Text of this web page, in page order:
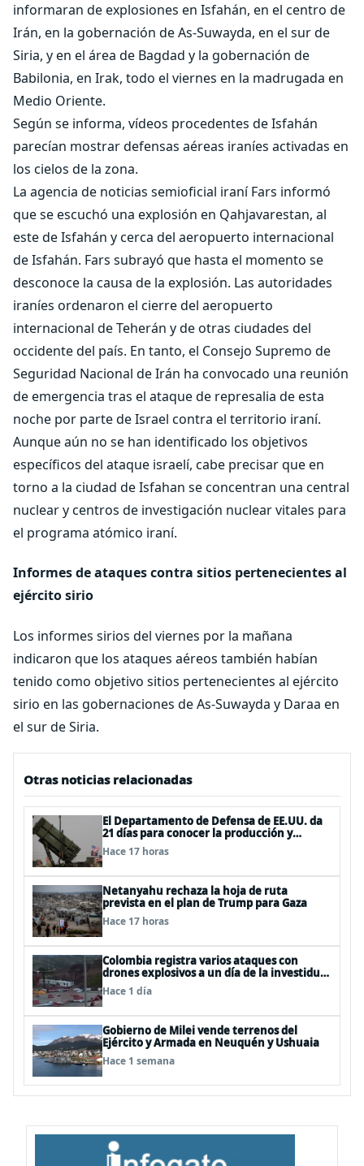
informaran de explosiones en Isfahán, en el centro de
Irán, en la gobernación de As-Suwayda, en el sur de
Siria, y en el área de Bagdad y la gobernación de
Babilonia, en Irak, todo el viernes en la madrugada en
Medio Oriente.
Según se informa, vídeos procedentes de Isfahán
parecían mostrar defensas aéreas iraníes activadas en
los cielos de la zona.
La agencia de noticias semioficial iraní Fars informó
que se escuchó una explosión en Qahjavarestan, al
este de Isfahán y cerca del aeropuerto internacional
de Isfahán. Fars subrayó que hasta el momento se
desconoce la causa de la explosión. Las autoridades
iraníes ordenaron el cierre del aeropuerto
internacional de Teherán y de otras ciudades del
occidente del país. En tanto, el Consejo Supremo de
Seguridad Nacional de Irán ha convocado una reunión
de emergencia tras el ataque de represalia de esta
noche por parte de Israel contra el territorio iraní.
Aunque aún no se han identificado los objetivos
específicos del ataque israelí, cabe precisar que en
torno a la ciudad de Isfahan se concentran una central
nuclear y centros de investigación nuclear vitales para
el programa atómico iraní.
Informes de ataques contra sitios pertenecientes al
ejército sirio
Los informes sirios del viernes por la mañana
indicaron que los ataques aéreos también habían
tenido como objetivo sitios pertenecientes al ejército
sirio en las gobernaciones de As-Suwayda y Daraa en
el sur de Siria.
Otras noticias relacionadas
El Departamento de Defensa de EE.UU. da
21 días para conocer la producción y
entrega de armamentos
Hace 17 horas
Netanyahu rechaza la hoja de ruta
prevista en el plan de Trump para Gaza
Hace 17 horas
Colombia registra varios ataques con
drones explosivos a un día de la investidura
de De la Espriella: un policía muerto
Hace 1 día
Gobierno de Milei vende terrenos del
Ejército y Armada en Neuquén y Ushuaia
Hace 1 semana